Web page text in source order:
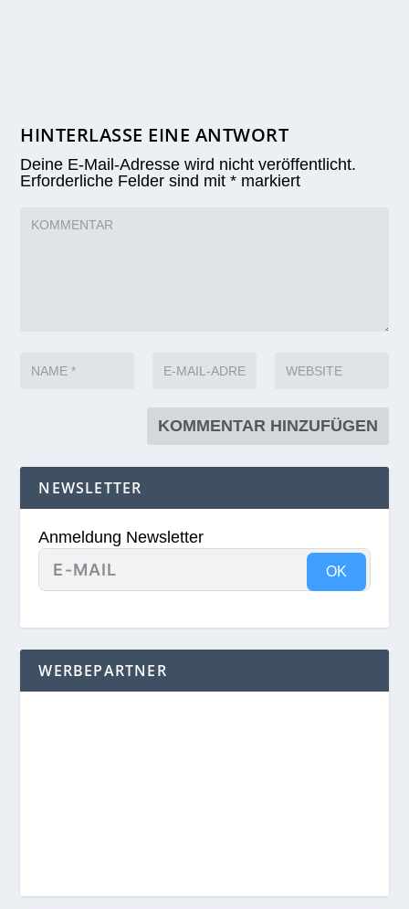
HINTERLASSE EINE ANTWORT
Deine E-Mail-Adresse wird nicht veröffentlicht.
Erforderliche Felder sind mit* markiert
NEWSLETTER
Anmeldung Newsletter
OK
WERBEPARTNER